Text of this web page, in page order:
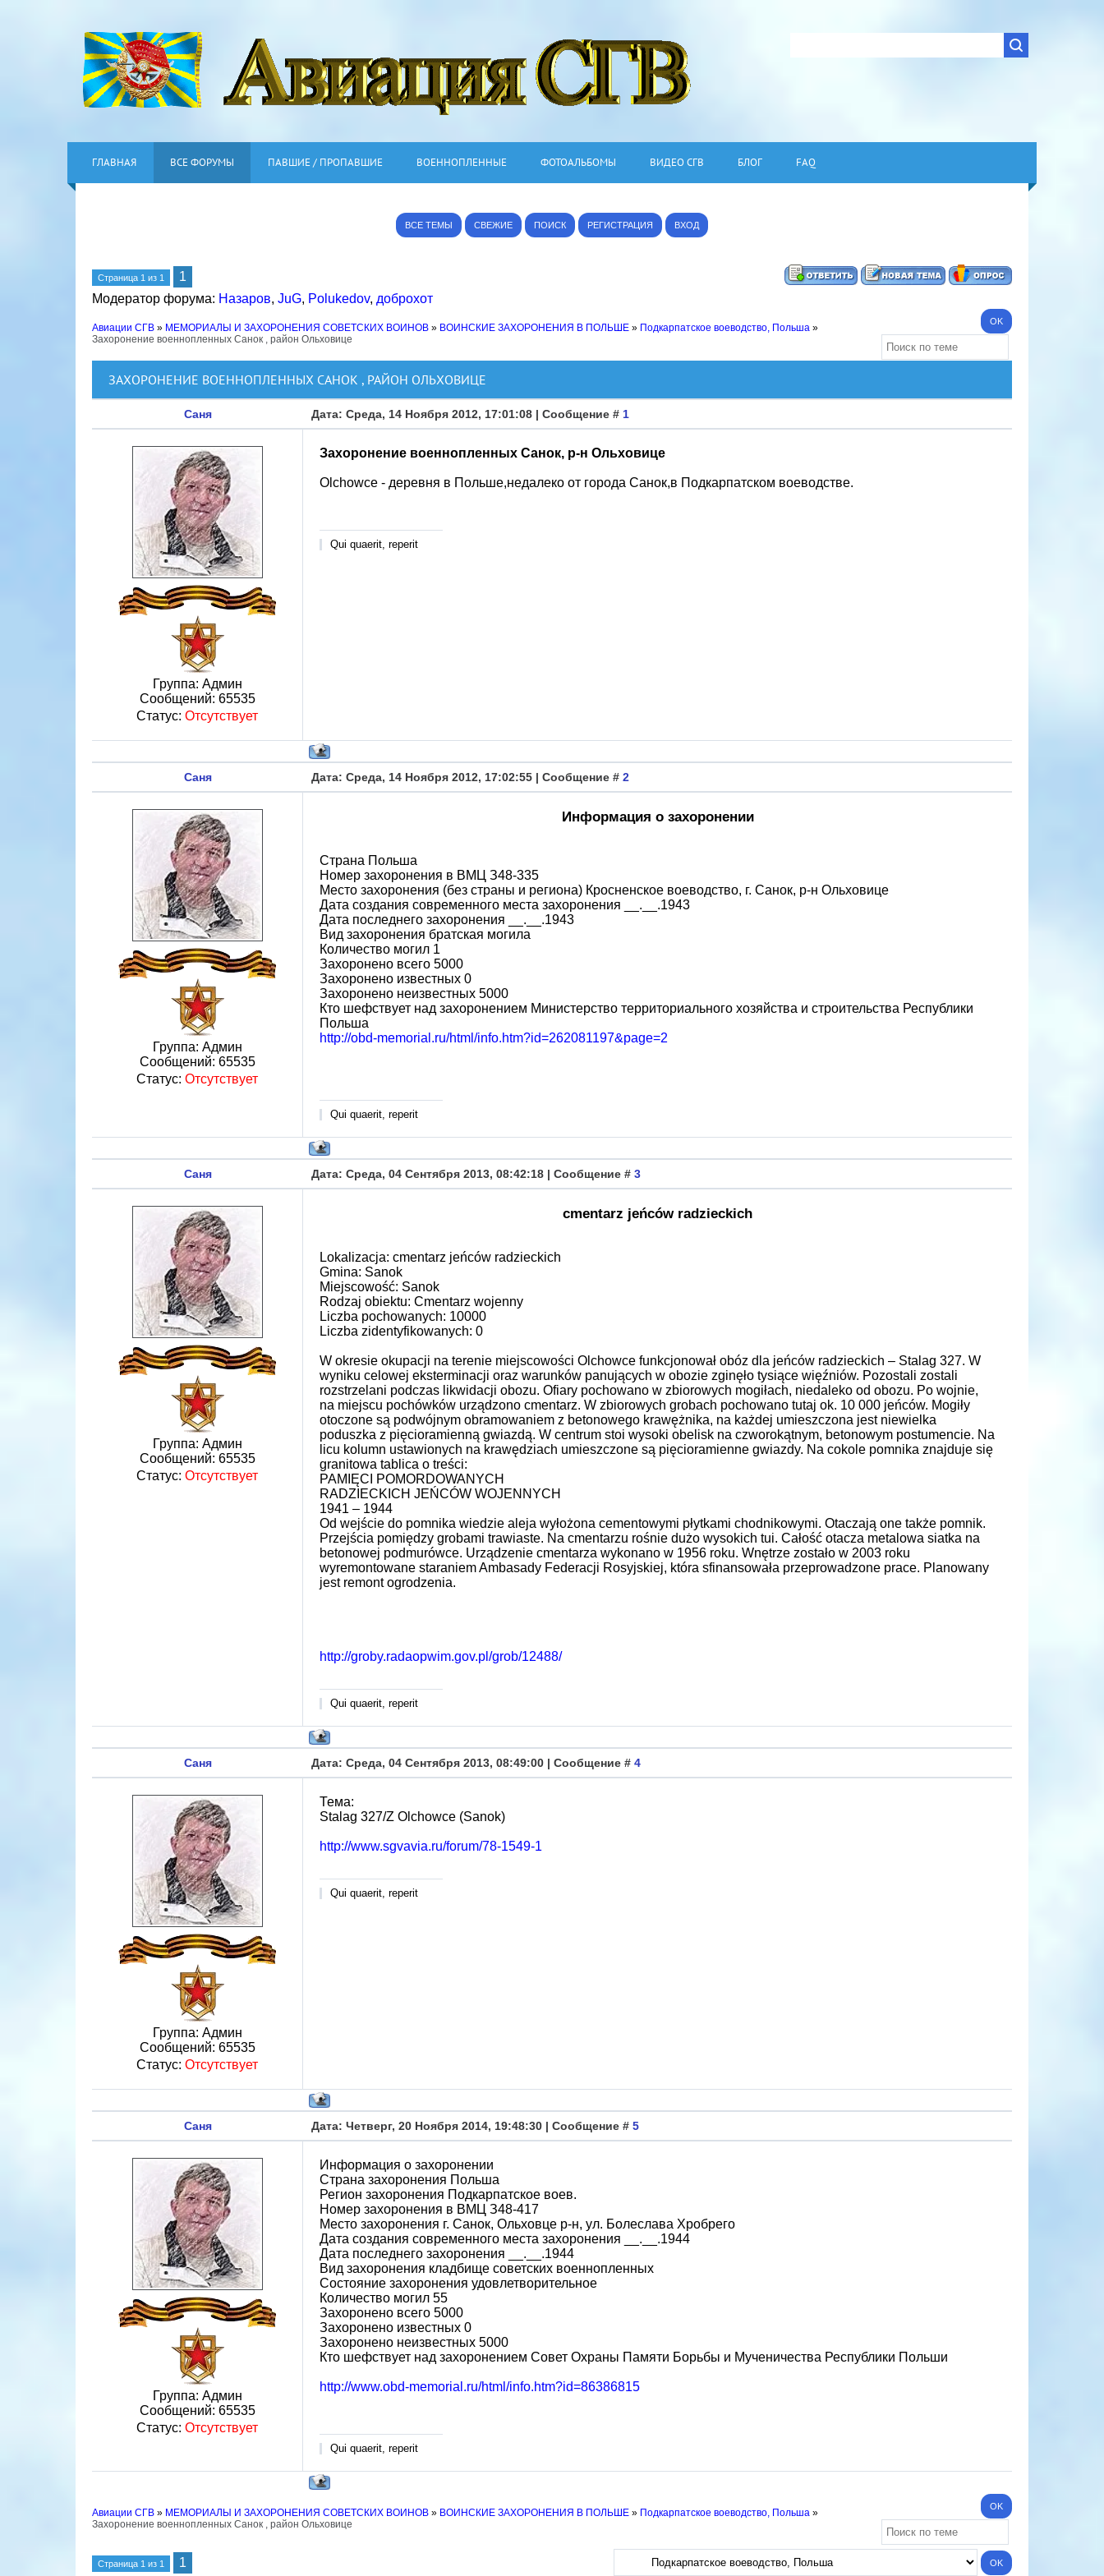
ГЛАВНАЯ ВСЕ ФОРУМЫ ПАВШИЕ / ПРОПАВШИЕ ВОЕННОПЛЕННЫЕ ФОТОАЛЬБОМЫ ВИДЕО СГВ БЛОГ FAQ
ВСЕ ТЕМЫ СВЕЖИЕ ПОИСК РЕГИСТРАЦИЯ ВХОД
Страница 1 из 1
1
Модератор форума: Назаров, JuG, Polukedov, доброхот
Авиации СГВ » МЕМОРИАЛЫ И ЗАХОРОНЕНИЯ СОВЕТСКИХ ВОИНОВ » ВОИНСКИЕ ЗАХОРОНЕНИЯ В ПОЛЬШЕ » Подкарпатское воеводство, Польша »
Захоронение военнопленных Санок , район Ольховице
ЗАХОРОНЕНИЕ ВОЕННОПЛЕННЫХ САНОК , РАЙОН ОЛЬХОВИЦЕ
Саня Дата: Среда, 14 Ноября 2012, 17:01:08 | Сообщение # 1
Группа: Админ
Сообщений: 65535
Статус: Отсутствует
Захоронение военнопленных Санок, р-н Ольховице
Olchowce - деревня в Польше,недалеко от города Санок,в Подкарпатском воеводстве.
Qui quaerit, reperit
Саня Дата: Среда, 14 Ноября 2012, 17:02:55 | Сообщение # 2
Группа: Админ
Сообщений: 65535
Статус: Отсутствует
Информация о захоронении
Страна Польша
Номер захоронения в ВМЦ З48-335
Место захоронения (без страны и региона) Кросненское воеводство, г. Санок, р-н Ольховице
Дата создания современного места захоронения __.__.1943
Дата последнего захоронения __.__.1943
Вид захоронения братская могила
Количество могил 1
Захоронено всего 5000
Захоронено известных 0
Захоронено неизвестных 5000
Кто шефствует над захоронением Министерство территориального хозяйства и строительства Республики
Польша
http://obd-memorial.ru/html/info.htm?id=262081197&page=2
Qui quaerit, reperit
Саня Дата: Среда, 04 Сентября 2013, 08:42:18 | Сообщение # 3
Группа: Админ
Сообщений: 65535
Статус: Отсутствует
cmentarz jeńców radzieckich
Lokalizacja: cmentarz jeńców radzieckich
Gmina: Sanok
Miejscowość: Sanok
Rodzaj obiektu: Cmentarz wojenny
Liczba pochowanych: 10000
Liczba zidentyfikowanych: 0
W okresie okupacji na terenie miejscowości Olchowce funkcjonował obóz dla jeńców radzieckich – Stalag 327. W
wyniku celowej eksterminacji oraz warunków panujących w obozie zginęło tysiące więźniów. Pozostali zostali
rozstrzelani podczas likwidacji obozu. Ofiary pochowano w zbiorowych mogiłach, niedaleko od obozu. Po wojnie,
na miejscu pochówków urządzono cmentarz. W zbiorowych grobach pochowano tutaj ok. 10 000 jeńców. Mogiły
otoczone są podwójnym obramowaniem z betonowego krawężnika, na każdej umieszczona jest niewielka
poduszka z pięcioramienną gwiazdą. W centrum stoi wysoki obelisk na czworokątnym, betonowym postumencie. Na
licu kolumn ustawionych na krawędziach umieszczone są pięcioramienne gwiazdy. Na cokole pomnika znajduje się
granitowa tablica o treści:
PAMIĘCI POMORDOWANYCH
RADZIECKICH JEŃCÓW WOJENNYCH
1941 – 1944
Od wejście do pomnika wiedzie aleja wyłożona cementowymi płytkami chodnikowymi. Otaczają one także pomnik.
Przejścia pomiędzy grobami trawiaste. Na cmentarzu rośnie dużo wysokich tui. Całość otacza metalowa siatka na
betonowej podmurówce. Urządzenie cmentarza wykonano w 1956 roku. Wnętrze zostało w 2003 roku
wyremontowane staraniem Ambasady Federacji Rosyjskiej, która sfinansowała przeprowadzone prace. Planowany
jest remont ogrodzenia.
http://groby.radaopwim.gov.pl/grob/12488/
Qui quaerit, reperit
Саня Дата: Среда, 04 Сентября 2013, 08:49:00 | Сообщение # 4
Группа: Админ
Сообщений: 65535
Статус: Отсутствует
Тема:
Stalag 327/Z Olchowce (Sanok)
http://www.sgvavia.ru/forum/78-1549-1
Qui quaerit, reperit
Саня Дата: Четверг, 20 Ноября 2014, 19:48:30 | Сообщение # 5
Группа: Админ
Сообщений: 65535
Статус: Отсутствует
Информация о захоронении
Страна захоронения Польша
Регион захоронения Подкарпатское воев.
Номер захоронения в ВМЦ З48-417
Место захоронения г. Санок, Ольховце р-н, ул. Болеслава Хробрего
Дата создания современного места захоронения __.__.1944
Дата последнего захоронения __.__.1944
Вид захоронения кладбище советских военнопленных
Состояние захоронения удовлетворительное
Количество могил 55
Захоронено всего 5000
Захоронено известных 0
Захоронено неизвестных 5000
Кто шефствует над захоронением Совет Охраны Памяти Борьбы и Мученичества Республики Польши
http://www.obd-memorial.ru/html/info.htm?id=86386815
Qui quaerit, reperit
Авиации СГВ » МЕМОРИАЛЫ И ЗАХОРОНЕНИЯ СОВЕТСКИХ ВОИНОВ » ВОИНСКИЕ ЗАХОРОНЕНИЯ В ПОЛЬШЕ » Подкарпатское воеводство, Польша »
Захоронение военнопленных Санок , район Ольховице
Страница 1 из 1 1